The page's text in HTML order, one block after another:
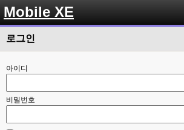
Mobile XE
로그인
아이디
비밀번호